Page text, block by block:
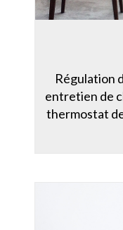
Régulation
entretien de
thermostat